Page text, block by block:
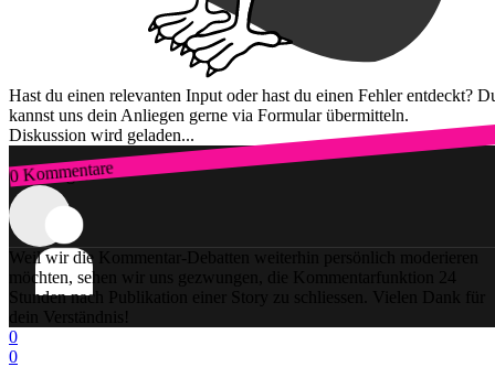
Hast du einen relevanten Input oder hast du einen Fehler entdeckt?
kannst uns dein Anliegen gerne via Formular übermitteln.
Diskussion wird geladen...
0 Kommentare
Zum Login
Weil wir die Kommentar-Debatten weiterhin persönlich moderieren
möchten, sehen wir uns gezwungen, die Kommentarfunktion 24
Stunden nach Publikation einer Story zu schliessen. Vielen Dank für
dein Verständnis!
0
0